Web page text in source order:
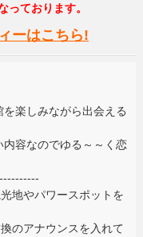
っております。
ーはこちら!
楽しみながら出会える
容なのでゆる～～く恋
地やパワースポットを
のアナウンスを入れて